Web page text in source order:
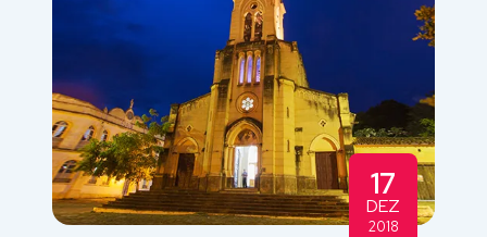
17
DEZ
2018